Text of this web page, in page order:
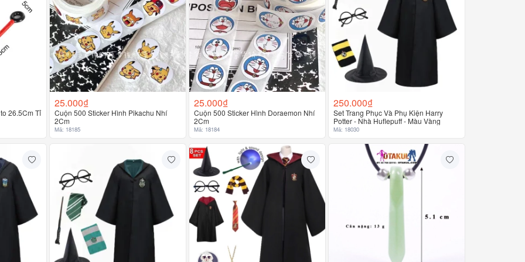
26.5Cm Tỉ
25.000₫
Cuộn 500 Sticker Hình Pikachu Nhí
2Cm
Mã: 18185
25.000₫
Cuộn 500 Sticker Hình Doraemon Nhí
2Cm
Mã: 18184
250.000₫
Set Trang Phục Và Phụ Kiện Harry
Potter - Nhà Huflepuff - Màu Vàng
Mã: 18030